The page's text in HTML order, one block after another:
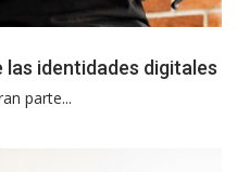
las identidades digitales
parte...